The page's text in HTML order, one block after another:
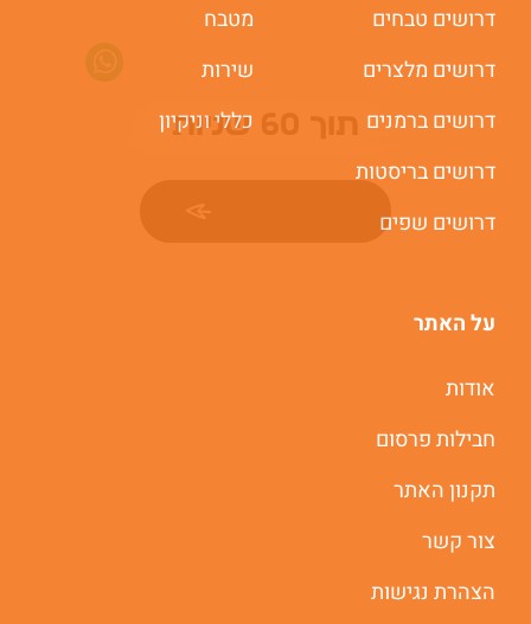
דרושים טבחים
דרושים מלצרים
דרושים ברמנים
דרושים בריסטות
דרושים שפים
מטבח
שירות
כללי וניקיון
על האתר
אודות
חבילות פרסום
תקנון האתר
צור קשר
הצהרת נגישות
משרות חמות לוואטסאפ